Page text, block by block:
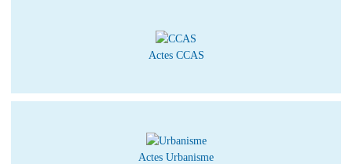
Actes CCAS
Actes Urbanisme